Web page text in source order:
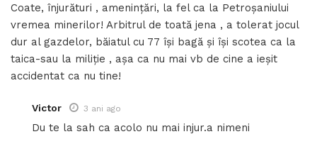
Coate, înjurături , amenințări, la fel ca la Petroșaniului
vremea minerilor! Arbitrul de toată jena , a tolerat jocul
dur al gazdelor, băiatul cu 77 își bagă și își scotea ca la
taica-sau la miliție , așa ca nu mai vb de cine a ieșit
accidentat ca nu tine!
Victor 3 ani ago
Du te la sah ca acolo nu mai injur.a nimeni